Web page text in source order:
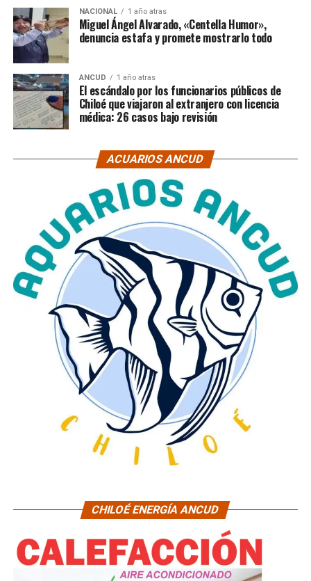
NACIONAL 1 año atras
Miguel Ángel Alvarado, «Centella Humor»,
denuncia estafa y promete mostrarlo todo
ANCUD 1 año atras
El escándalo por los funcionarios públicos de
Chiloé que viajaron al extranjero con licencia
médica: 26 casos bajo revisión
ACUARIOS ANCUD
CHILOÉ ENERGÍA ANCUD